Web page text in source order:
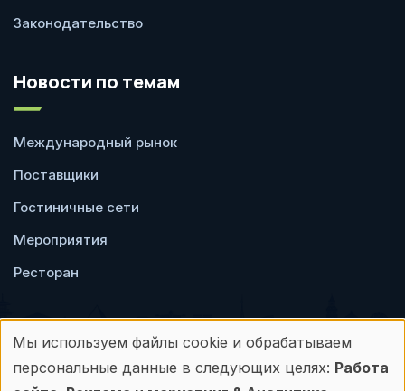
Законодательство
Новости по темам
Международный рынок
Поставщики
Гостиничные сети
Мероприятия
Ресторан
Пользовательское Политика
Использование
Мы используем файлы cookie и обрабатываем
персональные данные в следующих целях: Работа